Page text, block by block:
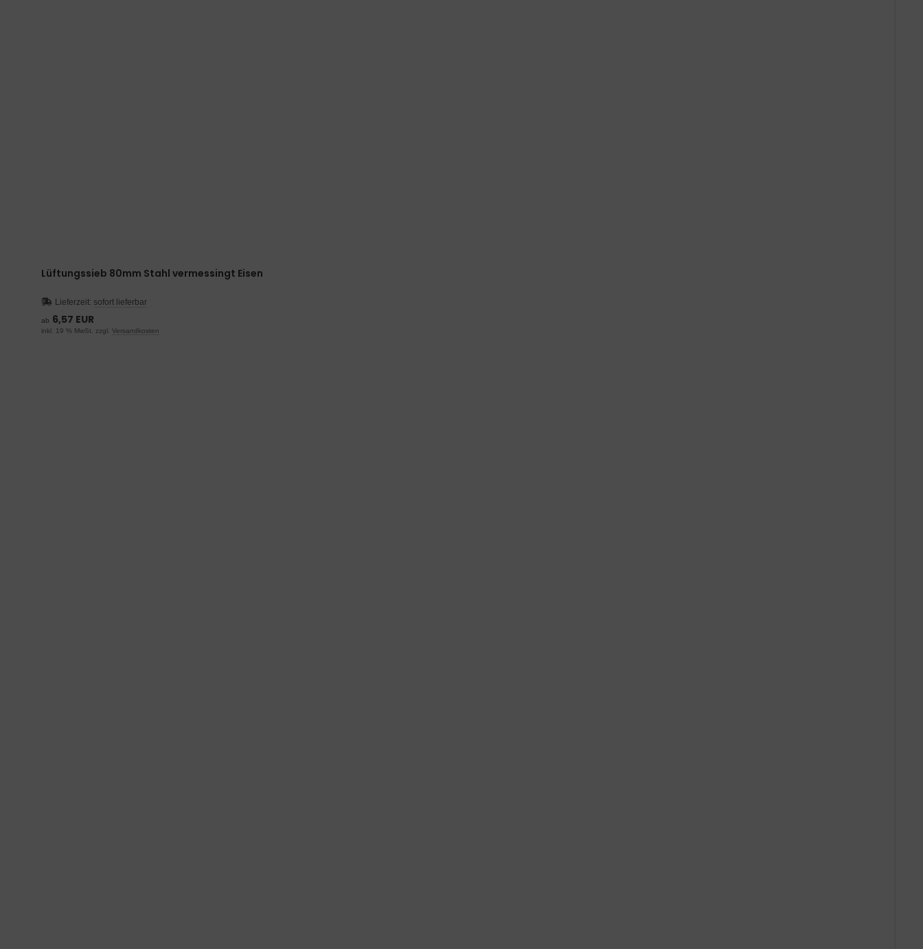
Lüftungssieb 80mm Stahl vermessingt Eisen
Lieferzeit: sofort lieferbar
ab 6,57 EUR
inkl. 19 % MwSt. zzgl. Versandkosten